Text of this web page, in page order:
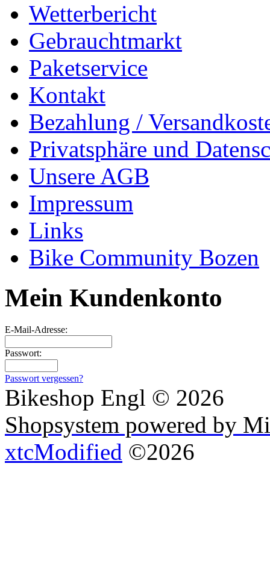
Wetterbericht
Gebrauchtmarkt
Paketservice
Kontakt
Bezahlung /
Privatsphäre und
Unsere AGB
Impressum
Links
Bike Community Bozen
Mein Kundenkonto
E-Mail-Adresse:
Passwort:
Passwort vergessen?
Bikeshop Engl © 2026
Shopsystem powered by
xtcModified ©2026